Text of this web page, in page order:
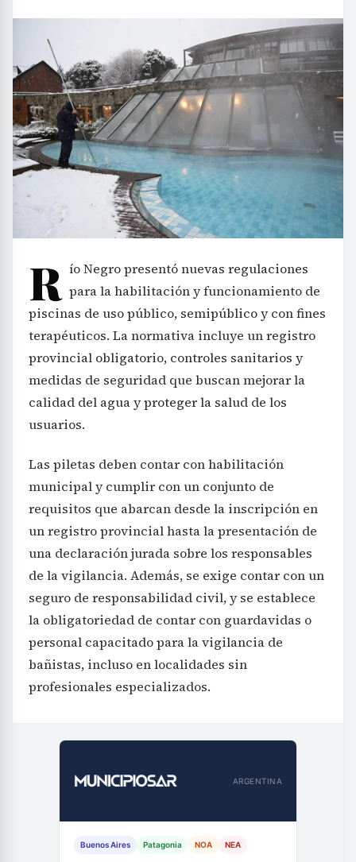
R ío Negro presentó nuevas regulaciones
para la habilitación y funcionamiento de
piscinas de uso público, semipúblico y con fines
terapéuticos. La normativa incluye un registro
provincial obligatorio, controles sanitarios y
medidas de seguridad que buscan mejorar la
calidad del agua y proteger la salud de los
usuarios.
Las piletas deben contar con habilitación
municipal y cumplir con un conjunto de
requisitos que abarcan desde la inscripción en
un registro provincial hasta la presentación de
una declaración jurada sobre los responsables
de la vigilancia. Además, se exige contar con un
seguro de responsabilidad civil, y se establece
la obligatoriedad de contar con guardavidas o
personal capacitado para la vigilancia de
bañistas, incluso en localidades sin
profesionales especializados.
ARGENTINA
Buenos Aires Patagonia NOA NEA